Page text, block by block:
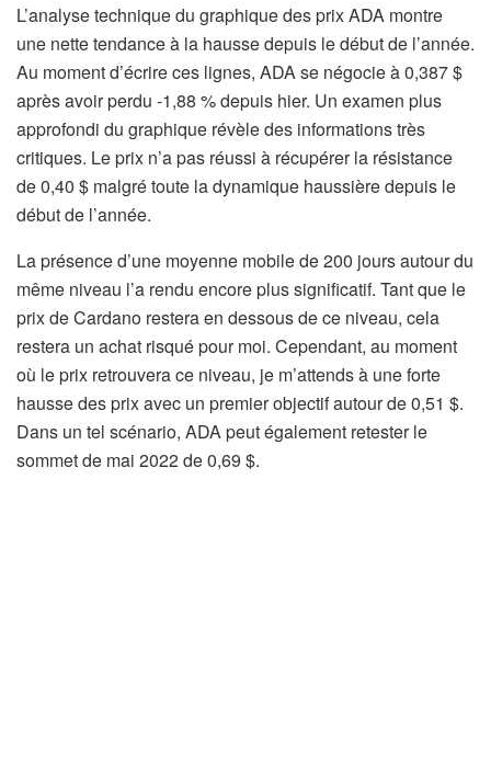
L’analyse technique du graphique des prix ADA montre
une nette tendance à la hausse depuis le début de l’année.
Au moment d’écrire ces lignes, ADA se négocie à 0,387 $
après avoir perdu -1,88 % depuis hier. Un examen plus
approfondi du graphique révèle des informations très
critiques. Le prix n’a pas réussi à récupérer la résistance
de 0,40 $ malgré toute la dynamique haussière depuis le
début de l’année.
La présence d’une moyenne mobile de 200 jours autour du
même niveau l’a rendu encore plus significatif. Tant que le
prix de Cardano restera en dessous de ce niveau, cela
restera un achat risqué pour moi. Cependant, au moment
où le prix retrouvera ce niveau, je m’attends à une forte
hausse des prix avec un premier objectif autour de 0,51 $.
Dans un tel scénario, ADA peut également retester le
sommet de mai 2022 de 0,69 $.